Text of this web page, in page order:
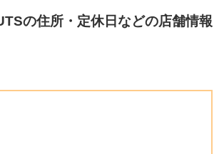
の住所・定休日などの店舗情報